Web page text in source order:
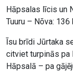
Hāpsalas līcis un
Tuuru – Nõva:
Īsu brīdi Jūrtaka
citviet turpinās pa
Hāpsalā – pa